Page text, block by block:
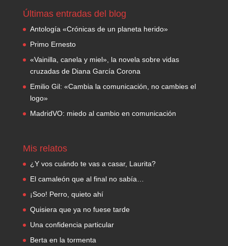
Últimas entradas del blog
Antología «Crónicas de un planeta herido»
Primo Ernesto
«Vainilla, canela y miel», la novela sobre vidas
cruzadas de Diana García Corona
Emilio Gil: «Cambia la comunicación, no cambies el
logo»
MadridVO: miedo al cambio en comunicación
Mis relatos
¿Y vos cuándo te vas a casar, Laurita?
El camaleón que al final no sabía…
¡Soo! Perro, quieto ahí
Quisiera que ya no fuese tarde
Una confidencia particular
Berta en la tormenta